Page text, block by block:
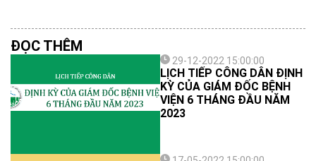
ĐỌC THÊM
29-12-2022 15:00:00
LỊCH TIẾP CÔNG DÂN ĐỊNH
KỲ CỦA GIÁM ĐỐC BỆNH
VIỆN 6 THÁNG ĐẦU NĂM
2023